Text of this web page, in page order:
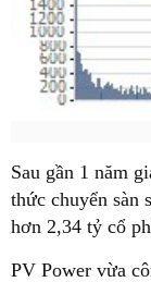
Sau gần 1 năm
thức chuyển sàn
hơn 2,34 tỷ cổ
PV Power vừa